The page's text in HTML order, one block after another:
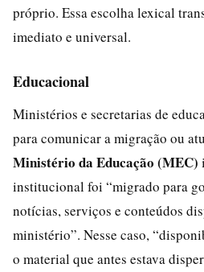
próprio. Essa escolha lexical
imediato e universal.
Educacional
Ministérios e secretarias de
para comunicar a migração ou
Ministério da Educação (MEC)
institucional foi “migrado para
notícias, serviços e conteúdos
ministério”. Nesse caso,
o material que antes estava